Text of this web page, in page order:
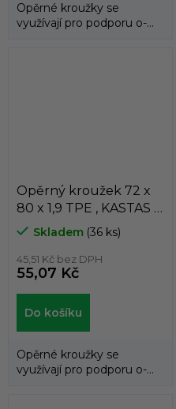
Opěrné kroužky se
využívají pro podporu o-
Opěrný kroužek 72 x
80 x 1,9 TPE , KASTAS ,
K81-072
Skladem (36 ks)
45,51 Kč bez DPH
55,07 Kč
Do košíku
Opěrné kroužky se
využívají pro podporu o-